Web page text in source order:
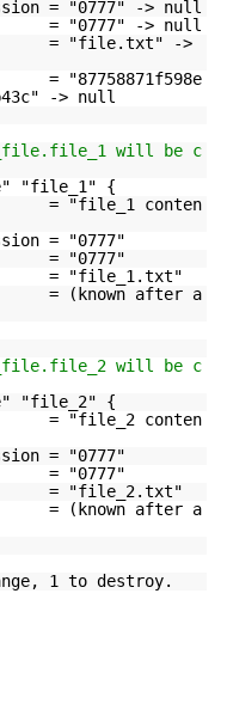
= "0777" -> null
= "0777" -> null
"file.txt" ->
-> null
will be c
"file_1" {
conten
= "0777"
= "0777"
"file_1.txt"
after a
will be c
"file_2" {
conten
= "0777"
= "0777"
"file_2.txt"
after a
1 to destroy.